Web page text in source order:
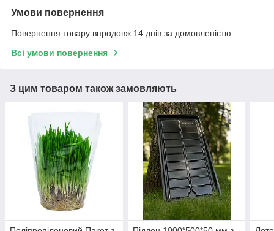
Умови повернення
Повернення товару впродовж 14 днів за домовленістю
Всі умови повернення
З цим товаром також замовляють